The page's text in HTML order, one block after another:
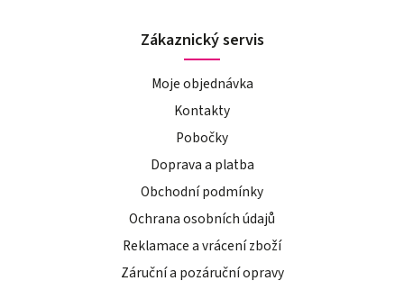
Zákaznický servis
Moje objednávka
Kontakty
Pobočky
Doprava a platba
Obchodní podmínky
Ochrana osobních údajů
Reklamace a vrácení zboží
Záruční a pozáruční opravy